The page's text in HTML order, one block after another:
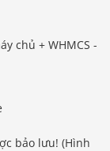
bảo lưu! (Hình